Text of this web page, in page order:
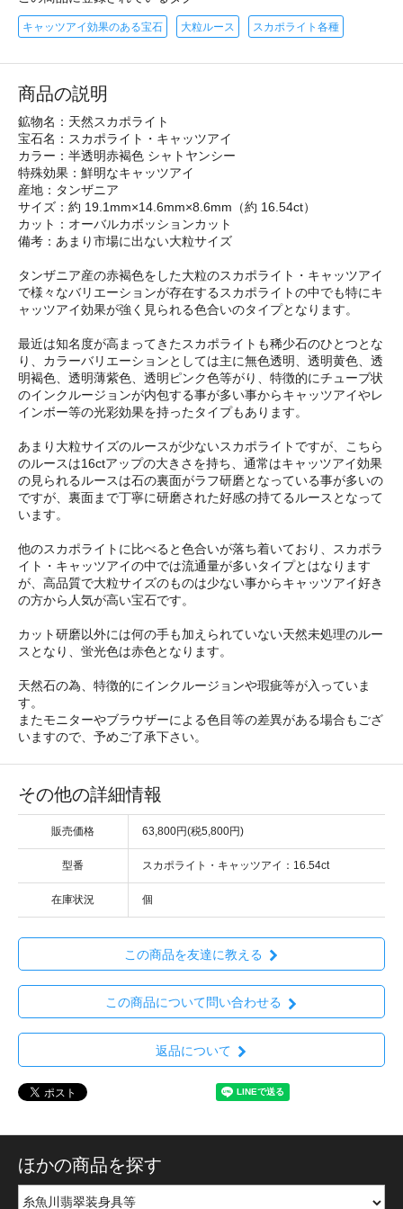
キャッツアイ効果のある宝石 大粒ルース スカポライト各種
商品の説明
鉱物名：天然スカポライト
宝石名：スカポライト・キャッツアイ
カラー：半透明赤褐色 シャトヤンシー
特殊効果：鮮明なキャッツアイ
産地：タンザニア
サイズ：約 19.1mm×14.6mm×8.6mm（約 16.54ct）
カット：オーバルカボッションカット
備考：あまり市場に出ない大粒サイズ
タンザニア産の赤褐色をした大粒のスカポライト・キャッツアイ
で様々なバリエーションが存在するスカポライトの中でも特にキ
ャッツアイ効果が強く見られる色合いのタイプとなります。
最近は知名度が高まってきたスカポライトも稀少石のひとつとな
り、カラーバリエーションとしては主に無色透明、透明黄色、透
明褐色、透明薄紫色、透明ピンク色等がり、特徴的にチューブ状
のインクルージョンが内包する事が多い事からキャッツアイやレ
インボー等の光彩効果を持ったタイプもあります。
あまり大粒サイズのルースが少ないスカポライトですが、こちら
のルースは16ctアップの大きさを持ち、通常はキャッツアイ効果
の見られるルースは石の裏面がラフ研磨となっている事が多いの
ですが、裏面まで丁寧に研磨された好感の持てるルースとなって
います。
他のスカポライトに比べると色合いが落ち着いており、スカポラ
イト・キャッツアイの中では流通量が多いタイプとはなります
が、高品質で大粒サイズのものは少ない事からキャッツアイ好き
の方から人気が高い宝石です。
カット研磨以外には何の手も加えられていない天然未処理のルー
スとなり、蛍光色は赤色となります。
天然石の為、特徴的にインクルージョンや瑕疵等が入っていま
す。
またモニターやブラウザーによる色目等の差異がある場合もござ
いますので、予めご了承下さい。
その他の詳細情報
販売価格 63,800円(税5,800円)
型番 スカポライト・キャッツアイ：16.54ct
在庫状況 個
この商品を友達に教える
この商品について問い合わせる
返品について
ほかの商品を探す